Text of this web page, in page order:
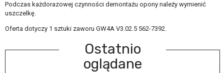
Podczas każdorazowej czynności demontażu opony należy wymienić
uszczelkę.
Oferta dotyczy 1 sztuki zaworu GW4A V3.02.5 562-7392.
Ostatnio
oglądane